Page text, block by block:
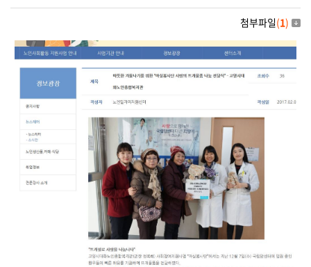
첨부파일(1)